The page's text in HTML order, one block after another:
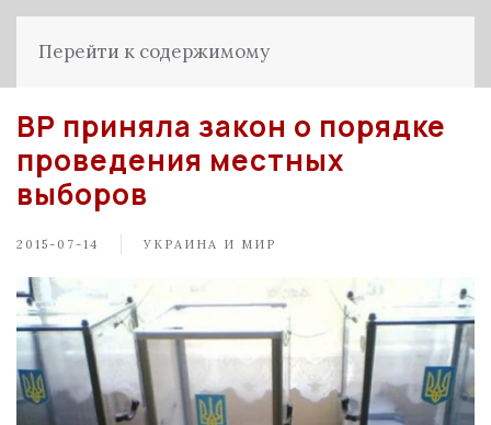
Перейти к содержимому
ВР приняла закон о порядке
проведения местных
выборов
2015-07-14 УКРАИНА И МИР